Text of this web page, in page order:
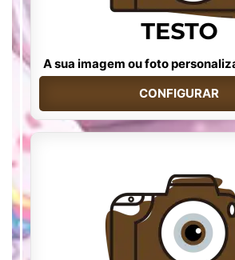
A sua imagem ou foto
CONFIGURAR